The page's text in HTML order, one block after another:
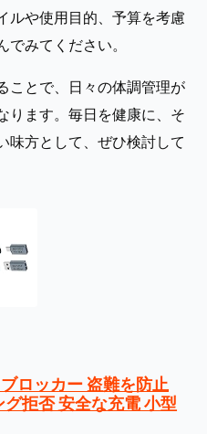
ルや使用目的、予算を考慮
みてください。
ことで、日々の体調管理が
ります。毎日を健康に、そ
味方として、ぜひ検討して
ロッカー 盗難を防止
拒否 安全な充電 小型